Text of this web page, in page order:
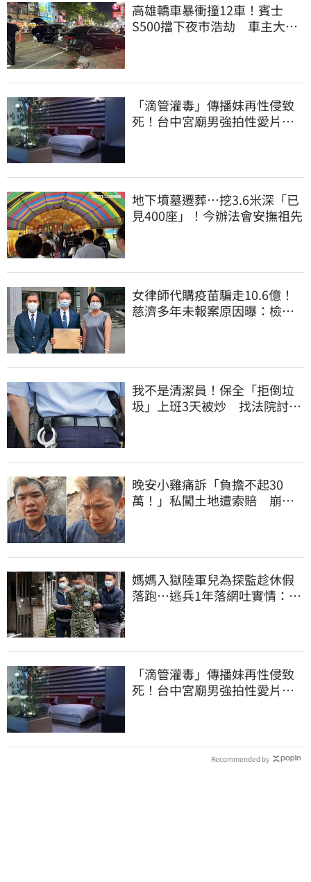
高雄轎車暴衝撞12車！賓士
S500擋下夜市浩劫 車主大
「滴管灌毒」傳播妹再性侵致
死！台中宮廟男強拍性愛片
地下墳墓遷葬…挖3.6米深「已
見400座」！今辦法會安撫祖先
女律師代購疫苗騙走10.6億！
慈濟多年未報案原因曝：檢警
我不是清潔員！保全「拒倒垃
圾」上班3天被炒 找法院討公
晚安小雞痛訴「負擔不起30
萬！」私闖土地遭索賠 崩
媽媽入獄陸軍兒為探監趁休假
落跑…逃兵1年落網吐實情：外
「滴管灌毒」傳播妹再性侵致
死！台中宮廟男強拍性愛片
Recommended by